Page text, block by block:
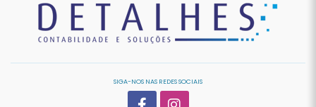
SIGA-NOS NAS REDES SOCIAIS